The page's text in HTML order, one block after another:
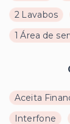
2 Lavabos
1 Área de
Aceita
Interfone